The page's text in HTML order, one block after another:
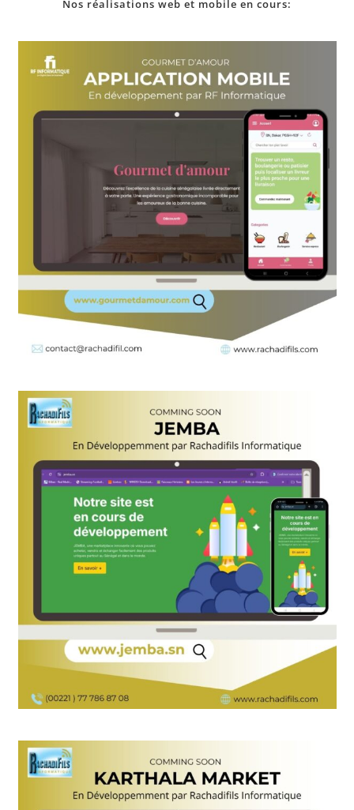
Nos réalisations web et mobile en cours: